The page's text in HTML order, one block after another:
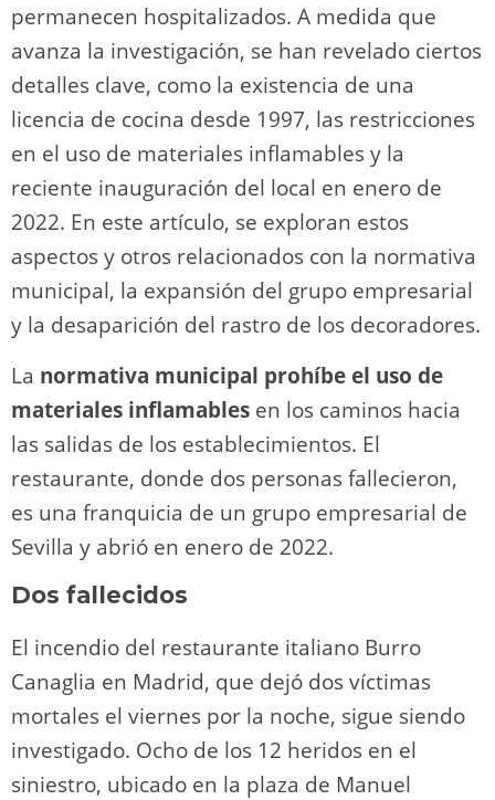
permanecen hospitalizados. A medida que
avanza la investigación, se han revelado ciertos
detalles clave, como la existencia de una
licencia de cocina desde 1997, las restricciones
en el uso de materiales inflamables y la
reciente inauguración del local en enero de
2022. En este artículo, se exploran estos
aspectos y otros relacionados con la normativa
municipal, la expansión del grupo empresarial
y la desaparición del rastro de los decoradores.
La normativa municipal prohíbe el uso de
materiales inflamables en los caminos hacia
las salidas de los establecimientos. El
restaurante, donde dos personas fallecieron,
es una franquicia de un grupo empresarial de
Sevilla y abrió en enero de 2022.
Dos fallecidos
El incendio del restaurante italiano Burro
Canaglia en Madrid, que dejó dos víctimas
mortales el viernes por la noche, sigue siendo
investigado. Ocho de los 12 heridos en el
siniestro, ubicado en la plaza de Manuel